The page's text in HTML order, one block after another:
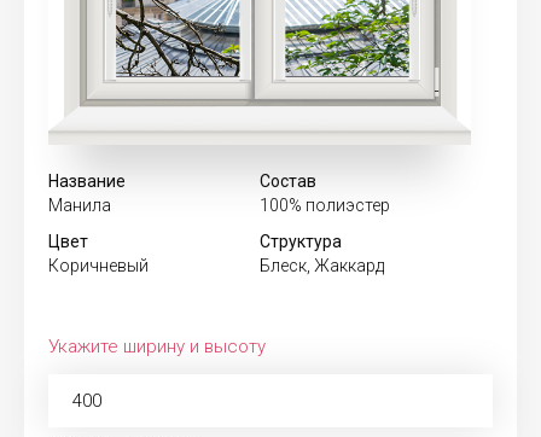
Название
Манила
Состав
100% полиэстер
Цвет
Коричневый
Структура
Блеск, Жаккард
Укажите ширину и высоту